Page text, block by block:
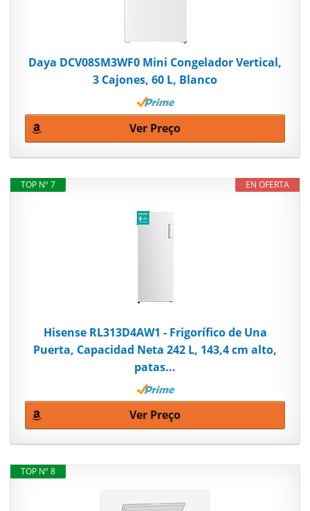
Daya DCV08SM3WF0 Mini Congelador Vertical,
3 Cajones, 60 L, Blanco
Ver Preço
EN OFERTA
TOP Nº 7
Hisense RL313D4AW1 - Frigorífico de Una
Puerta, Capacidad Neta 242 L, 143,4 cm alto,
patas...
Ver Preço
TOP Nº 8